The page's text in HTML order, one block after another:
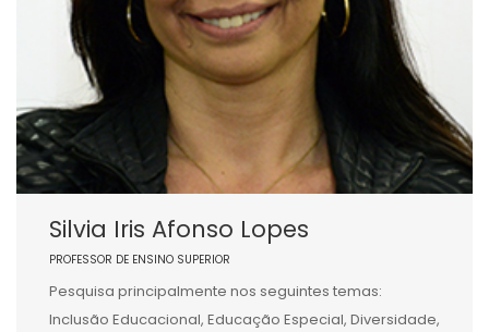
Silvia Iris Afonso Lopes
PROFESSOR DE ENSINO SUPERIOR
Pesquisa principalmente nos seguintes temas:
Inclusão Educacional, Educação Especial, Diversidade,